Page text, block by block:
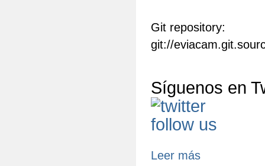
Git repository:
git://
Síguenos en
Leer más